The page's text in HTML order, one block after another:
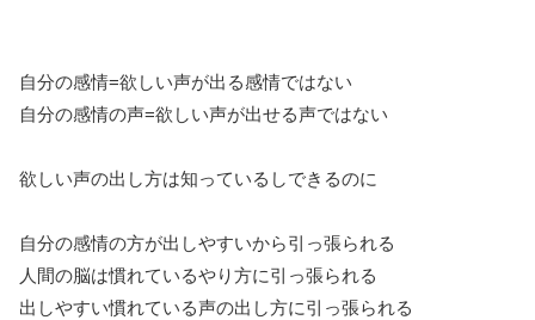
自分の感情=欲しい声が出る感情ではない
自分の感情の声=欲しい声が出せる声ではない
欲しい声の出し方は知っているしできるのに
自分の感情の方が出しやすいから引っ張られる
人間の脳は慣れているやり方に引っ張られる
出しやすい慣れている声の出し方に引っ張られる